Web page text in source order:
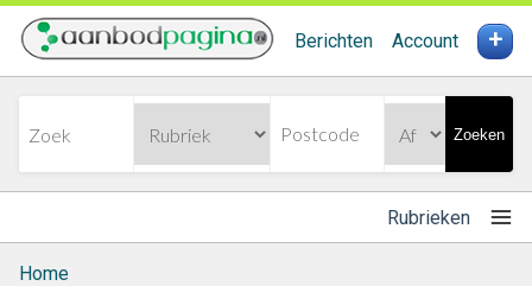
Berichten Account +
Zoeken
Rubrieken
Home